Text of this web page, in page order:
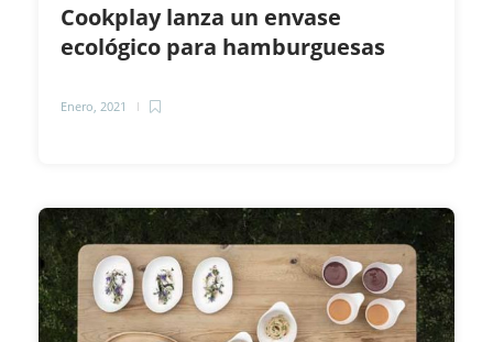
Cookplay lanza un envase
ecológico para hamburguesas
Enero, 2021